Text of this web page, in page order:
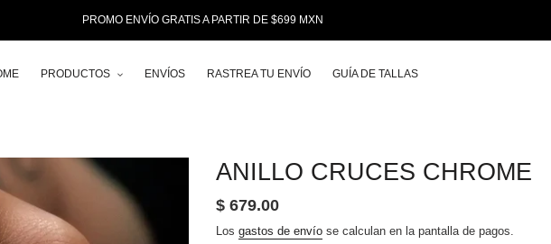
PROMO ENVÍO GRATIS A PARTIR DE $699 MXN
PRODUCTOS ENVÍOS RASTREA TU ENVÍO GUÍA DE TALLAS
ANILLO CRUCES CHROME
Precio
habitual
$ 679.00
Los gastos de envío se calculan en la pantalla de pagos.